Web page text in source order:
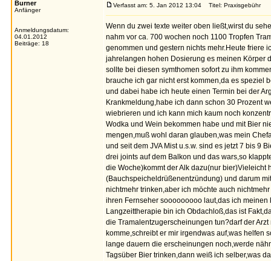
Burner
Anfänger
Anmeldungsdatum:
04.01.2012
Beiträge: 18
Verfasst am: 5. Jan 2012 13:04 Titel: Praxisgebühr
Wenn du zwei texte weiter oben ließt,wirst du
nahm vor ca. 700 wochen noch 1100 Tropfen
genommen und gestern nichts mehr.Heute friere
jahrelangen hohen Dosierung es meinen Körper
sollte bei diesen symthomen sofort zu ihm
brauche ich gar nicht erst kommen,da es speziel
und dabei habe ich heute einen Termin bei der
Krankmeldung,habe ich dann schon 30 Prozent
wiebrieren und ich kann mich kaum noch
Wodka und Wein bekommen habe und mit Bier
mengen,muß wohl daran glauben,was mein
und seit dem JVA Mist u.s.w. sind es jetzt 7 bis 9
drei joints auf dem Balkon und das wars,so
die Woche)kommt der Alk dazu(nur bier)Vieleicht
(Bauchspeicheldrüßenentzündung) und darum
nichtmehr trinken,aber ich möchte auch
ihren Fernseher sooooooooo laut,das ich
Langzeittherapie bin ich Obdachloß,das ist
die Tramalentzugerscheinungen tun?darf der
komme,schreibt er mir irgendwas auf,was helfen
lange dauern die erscheinungen noch,werde
Tagsüber Bier trinken,dann weiß ich selber,was